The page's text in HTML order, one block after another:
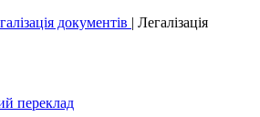
документів | Легалізація
переклад